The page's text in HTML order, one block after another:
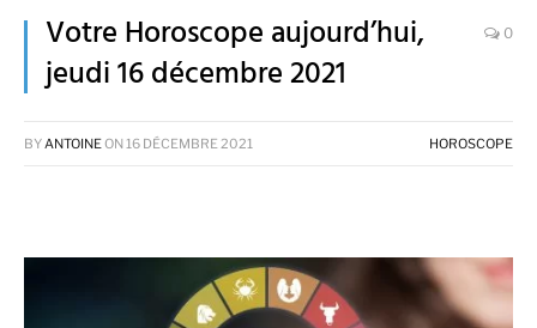
Votre Horoscope aujourd’hui,
jeudi 16 décembre 2021
0
BYANTOINEON 16 DÉCEMBRE 2021 HOROSCOPE